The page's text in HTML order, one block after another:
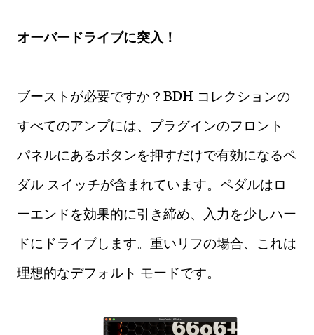
オーバードライブに突入！
ブーストが必要ですか？BDH コレクションの
すべてのアンプには、プラグインのフロント
パネルにあるボタンを押すだけで有効になるペ
ダル スイッチが含まれています。ペダルはロ
ーエンドを効果的に引き締め、入力を少しハー
ドにドライブします。重いリフの場合、これは
理想的なデフォルト モードです。